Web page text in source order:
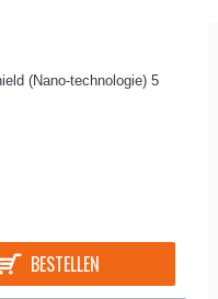
(Nano-technologie) 5
BESTELLEN